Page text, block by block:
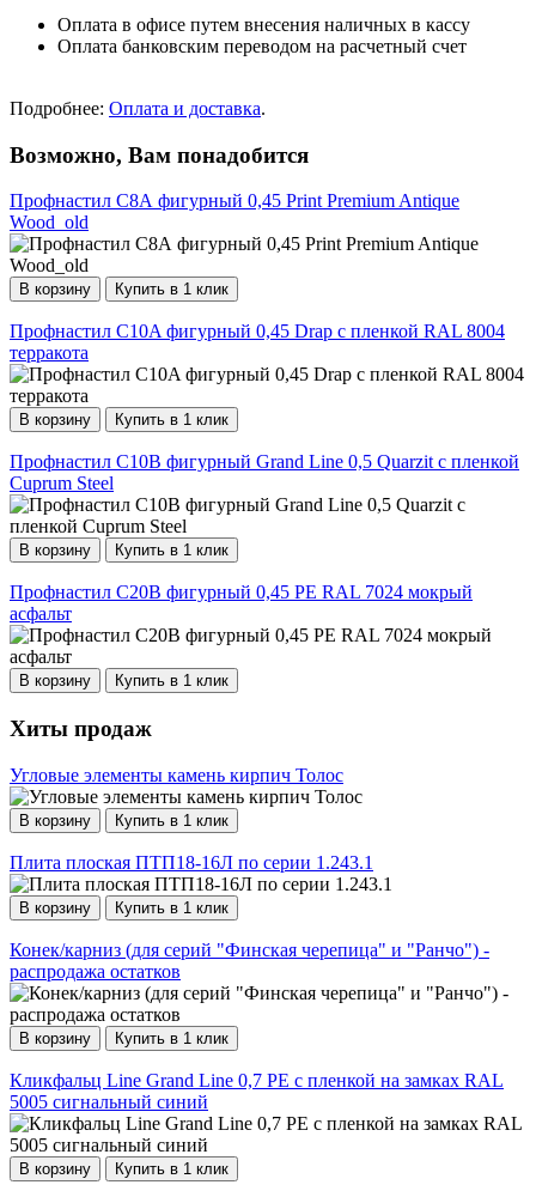
Оплата в офисе путем внесения наличных в кассу
Оплата банковским переводом на расчетный счет
Подробнее: Оплата и доставка.
Возможно, Вам понадобится
Профнастил С8А фигурный 0,45 Print Premium Antique
Wood_old
В корзину Купить в 1 клик
Профнастил С10A фигурный 0,45 Drap с пленкой RAL 8004
терракота
В корзину Купить в 1 клик
Профнастил С10B фигурный Grand Line 0,5 Quarzit с пленкой
Cuprum Steel
В корзину Купить в 1 клик
Профнастил С20В фигурный 0,45 PE RAL 7024 мокрый
асфальт
В корзину Купить в 1 клик
Хиты продаж
Угловые элементы камень кирпич Толос
В корзину Купить в 1 клик
Плита плоская ПТП18-16Л по серии 1.243.1
В корзину Купить в 1 клик
Конек/карниз (для серий "Финская черепица" и "Ранчо") -
распродажа остатков
В корзину Купить в 1 клик
Кликфальц Line Grand Line 0,7 PE с пленкой на замках RAL
5005 сигнальный синий
В корзину Купить в 1 клик